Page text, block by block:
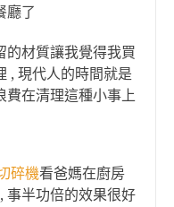
廳了
的材質讓我覺得我買
, 現代人的時間就是
費在清理這種小事上
碎機看爸媽在廚房
事半功倍的效果很好